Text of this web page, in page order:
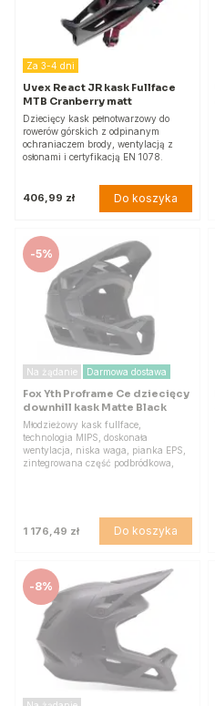
Za 3-4 dni
Uvex React JR kask Fullface
MTB Cranberry matt
Dziecięcy kask pełnotwarzowy do
rowerów górskich z odpinanym
ochraniaczem brody, wentylacją z
osłonami i certyfikacją EN 1078.
406,99 zł Do koszyka
-5%
Na żądanie Darmowa dostawa
Fox Yth Proframe Ce dziecięcy
downhill kask Matte Black
Młodzieżowy kask fullface,
technologia MIPS, doskonała
wentylacja, niska waga, pianka EPS,
zintegrowana część podbródkowa,
1 176,49 zł Do koszyka
-8%